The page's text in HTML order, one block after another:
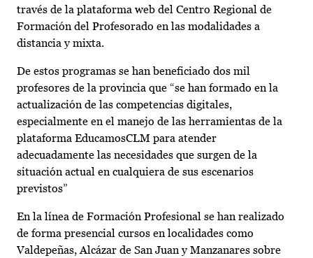
través de la plataforma web del Centro Regional de
Formación del Profesorado en las modalidades a
distancia y mixta.
De estos programas se han beneficiado dos mil
profesores de la provincia que “se han formado en la
actualización de las competencias digitales,
especialmente en el manejo de las herramientas de la
plataforma EducamosCLM para atender
adecuadamente las necesidades que surgen de la
situación actual en cualquiera de sus escenarios
previstos”
En la línea de Formación Profesional se han realizado
de forma presencial cursos en localidades como
Valdepeñas, Alcázar de San Juan y Manzanares sobre